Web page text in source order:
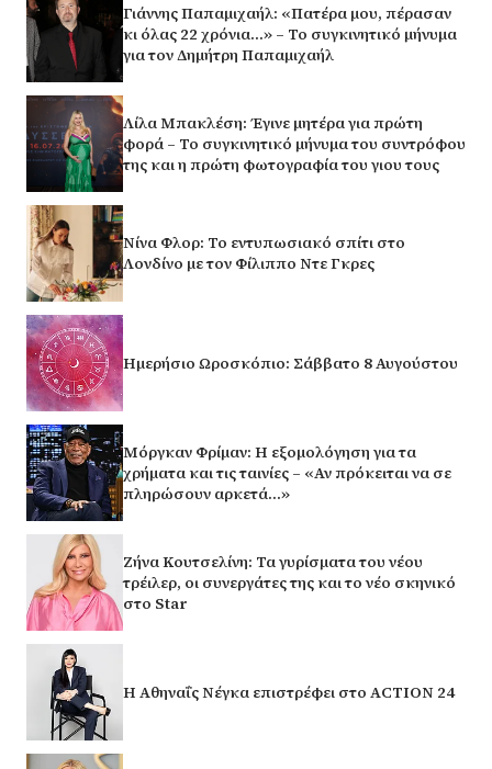
Γιάννης Παπαμιχαήλ: «Πατέρα μου, πέρασαν
κι όλας 22 χρόνια…» – Το συγκινητικό μήνυμα
για τον Δημήτρη Παπαμιχαήλ
Λίλα Μπακλέση: Έγινε μητέρα για πρώτη
φορά – Το συγκινητικό μήνυμα του συντρόφου
της και η πρώτη φωτογραφία του γιου τους
Νίνα Φλορ: Το εντυπωσιακό σπίτι στο
Λονδίνο με τον Φίλιππο Ντε Γκρες
Ημερήσιο Ωροσκόπιο: Σάββατο 8 Αυγούστου
Μόργκαν Φρίμαν: Η εξομολόγηση για τα
χρήματα και τις ταινίες – «Αν πρόκειται να σε
πληρώσουν αρκετά…»
Ζήνα Κουτσελίνη: Τα γυρίσματα του νέου
τρέιλερ, οι συνεργάτες της και το νέο σκηνικό
στο Star
Η Αθηναΐς Νέγκα επιστρέφει στο ACTION 24